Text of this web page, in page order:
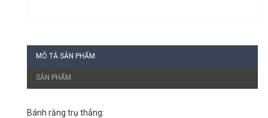
MÔ TẢ SẢN PHẨM
SẢN PHẨM
Bánh răng trụ thẳng: